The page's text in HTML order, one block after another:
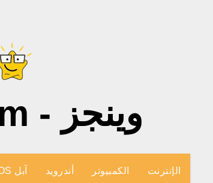
وينجز - wingiz.com
الإنترنت الكمبيوتر أندرويد آبل IOS